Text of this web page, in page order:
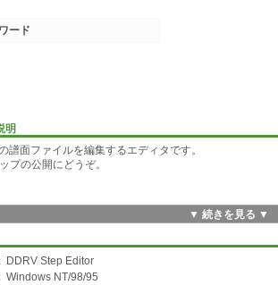
明
譜面ファイルを編集するエディタです。
プの公開にどうぞ。
▼ 続きを見る ▼
DDRV Step Editor
Windows NT/98/95
ード